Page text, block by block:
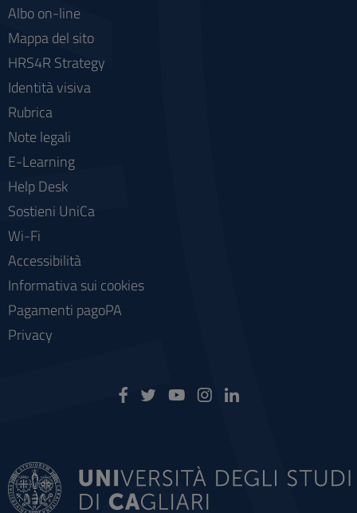
Albo on-line
Mappa del sito
HRS4R Strategy
Identità visiva
Rubrica
Note legali
E-Learning
Help Desk
Sostieni UniCa
Wi-Fi
Accessibilità
Informativa sui cookies
Pagamenti pagoPA
Privacy